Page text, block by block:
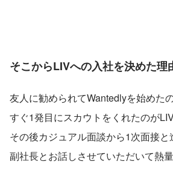
そこからLIVへの入社を決めた理
友人に勧められてWantedlyを始めた
すぐ1発目にスカウトをくれたのがLIV
その後カジュアル面談から1次面接
副社長とお話しさせていただいて熱